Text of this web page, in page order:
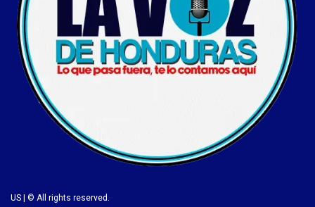
US | © All rights reserved.